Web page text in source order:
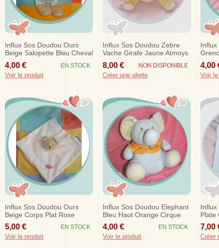
Influx Sos Doudou Ours
Beige Salopette Bleu Cheval
Cora
4,00 € EN STOCK
Voir le produit
Influx Sos Doudou Zebre
Vache Girafe Jaune Atmoys
Bebereve 18 Cm
8,00 € NON DISPONIBLE
Créer une alerte
Influx
4,00
Voir
Influx Sos Doudou Ours
Beige Corps Plat Rose
5,00 € EN STOCK
Voir le produit
Influx Sos Doudou Elephant
Bleu Haut Orange Cirque
4,00 € EN STOCK
Voir le produit
Influx
Plate
7,00
Créer